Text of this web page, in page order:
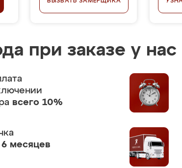
при заказе у нас
всего 10%
6 месяцев